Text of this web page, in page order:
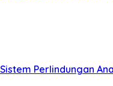
Perlindungan